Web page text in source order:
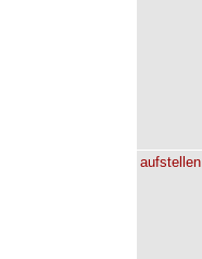
aufstellen